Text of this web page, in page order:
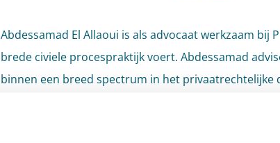
Abdessamad El Allaoui is als advocaat werkzaam bij
brede civiele procespraktijk voert. Abdessamad
binnen een breed spectrum in het privaatrechtelijke